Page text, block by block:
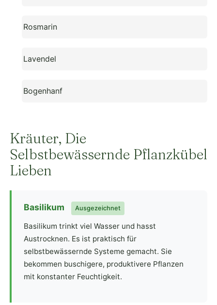
Rosmarin
Lavendel
Bogenhanf
Kräuter, Die
Selbstbewässernde Pflanzkübel
Lieben
Basilikum Ausgezeichnet
Basilikum trinkt viel Wasser und hasst
Austrocknen. Es ist praktisch für
selbstbewässernde Systeme gemacht. Sie
bekommen buschigere, produktivere Pflanzen
mit konstanter Feuchtigkeit.